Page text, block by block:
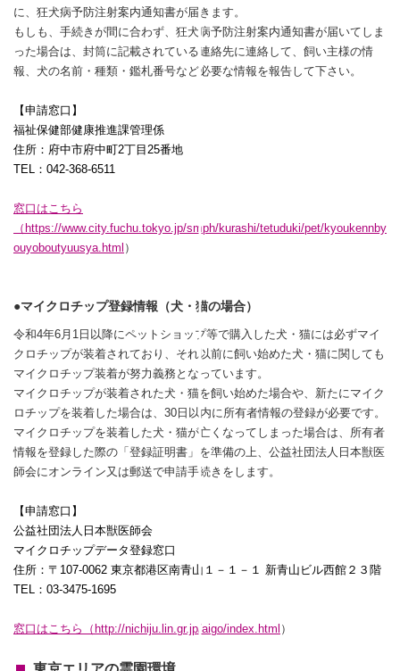
に、狂犬病予防注射案内通知書が届きます。
もしも、手続きが間に合わず、狂犬病予防注射案内通知書が届いてしま
った場合は、封筒に記載されている連絡先に連絡して、飼い主様の情
報、犬の名前・種類・鑑札番号など必要な情報を報告して下さい。
【申請窓口】
福祉保健部健康推進課管理係
住所：府中市府中町2丁目25番地
TEL
： 042-368-6511
窓口はこちら
（ https://www.city.fuchu.tokyo.jp/smph/kurashi/tetuduki/pet/kyoukennby
ouyoboutyuusya.html ）
●マイクロチップ登録情報（犬・猫の場合）
令和4年6 月 1 日以降にペットショップ等で購入した犬・猫には必ずマイ
クロチップが装着されており、それ以前に飼い始めた犬・猫に関しても
マイクロチップ装着が努力義務となっています。
マイクロチップが装着された犬・猫を飼い始めた場合や、新たにマイク
ロチップを装着した場合は、 30 日以内に所有者情報の登録が必要です。
マイクロチップを装着した犬・猫が亡くなってしまった場合は、所有者
情報を登録した際の「登録証明書」を準備の上、公益社団法人日本獣医
師会にオンライン又は郵送で申請手続きをします。
【申請窓口】
公益社団法人日本獣医師会
マイクロチップデータ登録窓口
住所：〒 107-0062 東京都港区南青山１－１－１ 新青山ビル西館２３階
TEL
： 03-3475-1695
窓口はこちら（ http://nichiju.lin.gr.jp/aigo/index.html ）